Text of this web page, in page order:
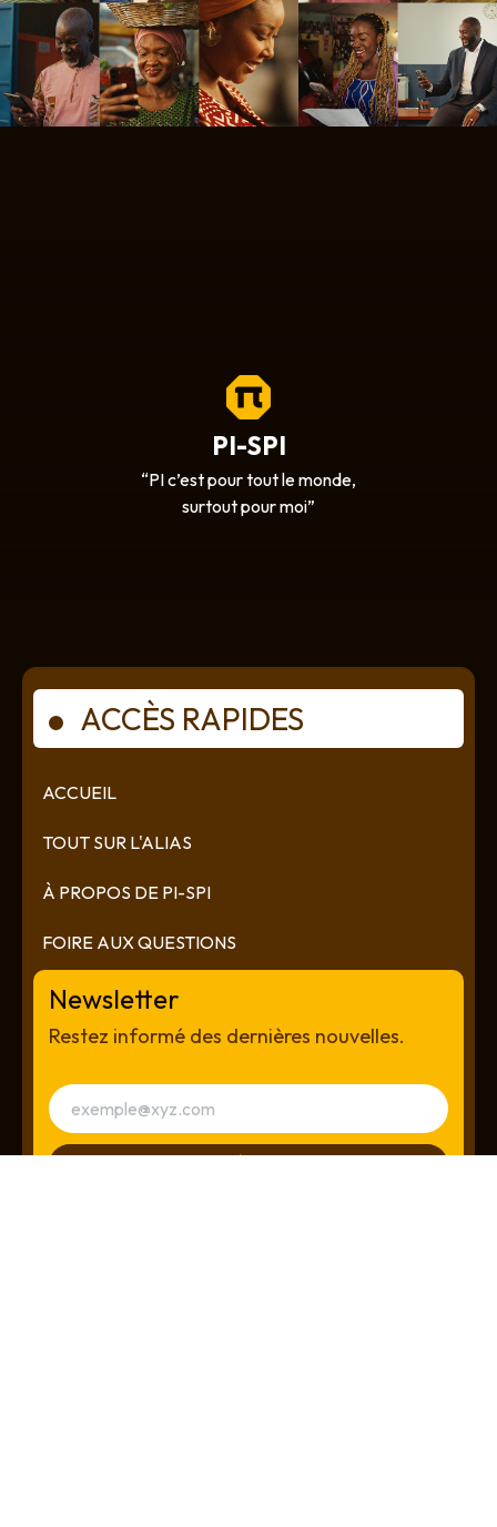
PI-SPI
“PI c’est pour tout le monde,
surtout pour moi”
ACCÈS RAPIDES
ACCUEIL
TOUT SUR L'ALIAS
À PROPOS DE PI-SPI
FOIRE AUX QUESTIONS
Newsletter
Restez informé des dernières nouvelles.